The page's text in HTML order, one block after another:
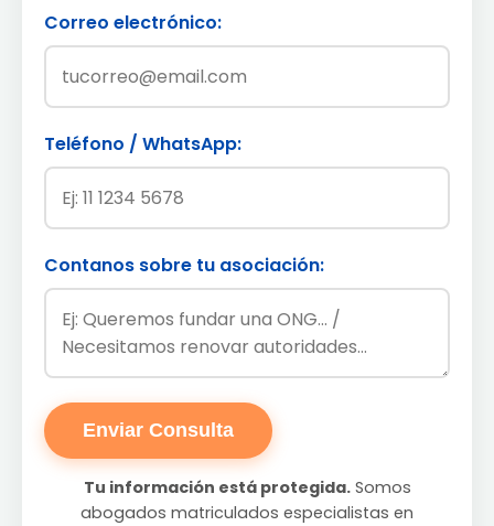
Correo electrónico:
Teléfono / WhatsApp:
Contanos sobre tu asociación:
Enviar Consulta
Tu información está protegida.Somos
abogados matriculados especialistas en